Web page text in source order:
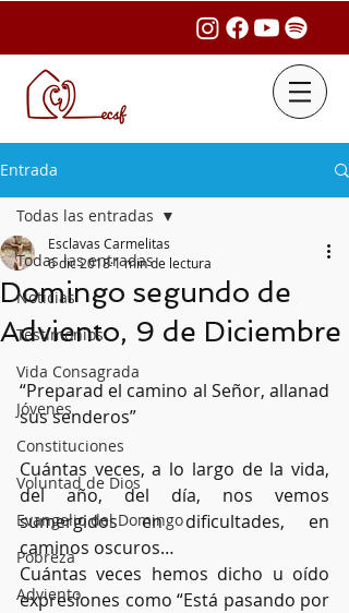
Entrada
Todas las entradas
Noticias
Testimonios
Vida Consagrada
Jóvenes
Constituciones
Voluntad de Dios
Evangelio del Domingo
Pobreza
Adviento
Todas las entradas
Domingo segundo de
Adviento, 9 de Diciembre
Esclavas Carmelitas
6 dic 20181 min de lectura
“Preparad el camino al Señor, allanad
sus senderos”
Cuántas veces, a lo largo de la vida,
del año, del día, nos vemos
sumergidos en dificultades, en
caminos oscuros…
Cuántas veces hemos dicho u oído
expresiones como “Está pasando por